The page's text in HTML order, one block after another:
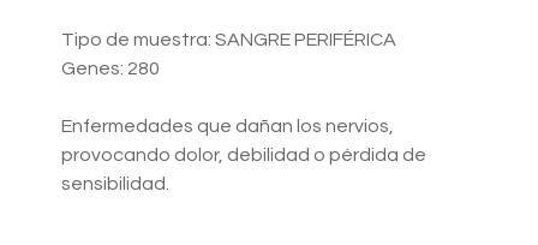
Tipo de muestra: SANGRE PERIFÉRICA
Genes: 280
Enfermedades que dañan los nervios,
provocando dolor, debilidad o pérdida de
sensibilidad.